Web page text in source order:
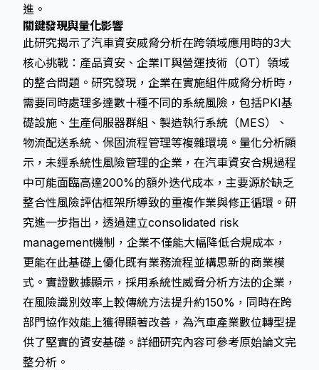
進。
關鍵發現與量化影響
此研究揭示了汽車資安威脅分析在跨領域應用時的3大
核心挑戰：產品資安、企業IT與營運技術（OT）領域
的整合問題。研究發現，企業在實施組件威脅分析時，
需要同時處理多達數十種不同的系統風險，包括PKI基
礎設施、生產伺服器群組、製造執行系統（MES）、
物流配送系統、保固流程管理等複雜環境。量化分析顯
示，未經系統性風險管理的企業，在汽車資安合規過程
中可能面臨高達200%的額外迭代成本，主要源於缺乏
整合性風險評估框架所導致的重複作業與修正循環。研
究進一步指出，透過建立consolidated risk
management機制，企業不僅能大幅降低合規成本，
更能在此基礎上優化既有業務流程並構思新的商業模
式。實證數據顯示，採用系統性威脅分析方法的企業，
在風險識別效率上較傳統方法提升約150%，同時在跨
部門協作效能上獲得顯著改善，為汽車產業數位轉型提
供了堅實的資安基礎。詳細研究內容可參考原始論文完
整分析 。